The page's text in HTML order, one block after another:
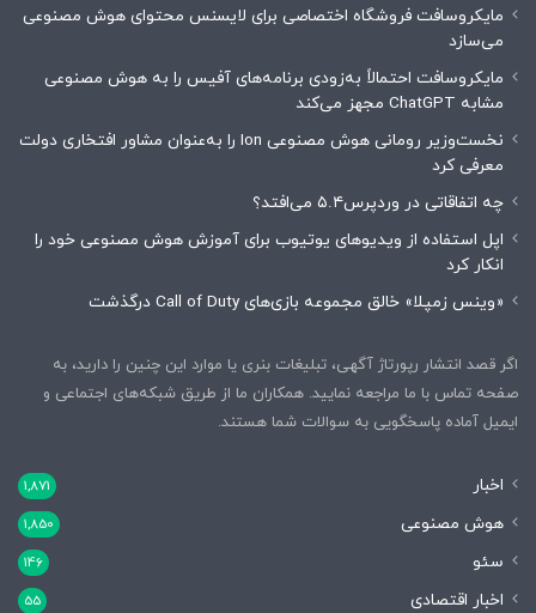
مایکروسافت فروشگاه اختصاصی برای لایسنس محتوای هوش مصنوعی
می‌سازد
مایکروسافت احتمالاً به‌زودی برنامه‌های آفیس را به هوش مصنوعی
مشابه ChatGPT مجهز می‌کند
نخست‌وزیر رومانی هوش مصنوعی Ion را به‌عنوان مشاور افتخاری دولت
معرفی کرد
چه اتفاقاتی در وردپرس۵.۴ می‌افتد؟
اپل استفاده از ویدیوهای یوتیوب برای آموزش هوش مصنوعی خود را
انکار کرد
«وینس زمپلا» خالق مجموعه بازی‌های Call of Duty درگذشت
اگر قصد انتشار رپورتاژ آگهی، تبلیغات بنری یا موارد این چنین را دارید، به
صفحه تماس با ما مراجعه نمایید. همکاران ما از طریق شبکه‌های اجتماعی و
ایمیل آماده پاسخگویی به سوالات شما هستند.
اخبار 1,871
هوش مصنوعی 1,850
سئو 146
اخبار اقتصادی 55